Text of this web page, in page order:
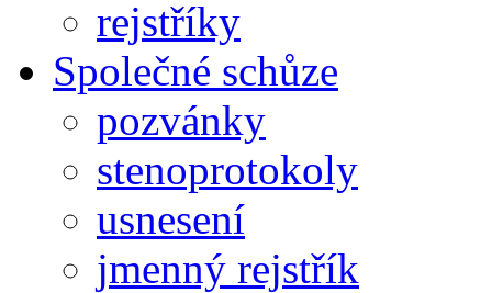
rejstříky
Společné schůze
pozvánky
stenoprotokoly
usnesení
jmenný rejstřík